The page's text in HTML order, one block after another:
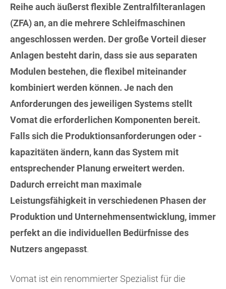
Reihe auch äußerst flexible Zentralfilteranlagen
(ZFA) an, an die mehrere Schleifmaschinen
angeschlossen werden. Der große Vorteil dieser
Anlagen besteht darin, dass sie aus separaten
Modulen bestehen, die flexibel miteinander
kombiniert werden können. Je nach den
Anforderungen des jeweiligen Systems stellt
Vomat die erforderlichen Komponenten bereit.
Falls sich die Produktionsanforderungen oder -
kapazitäten ändern, kann das System mit
entsprechender Planung erweitert werden.
Dadurch erreicht man maximale
Leistungsfähigkeit in verschiedenen Phasen der
Produktion und Unternehmensentwicklung, immer
perfekt an die individuellen Bedürfnisse des
Nutzers angepasst.
Vomat ist ein renommierter Spezialist für die